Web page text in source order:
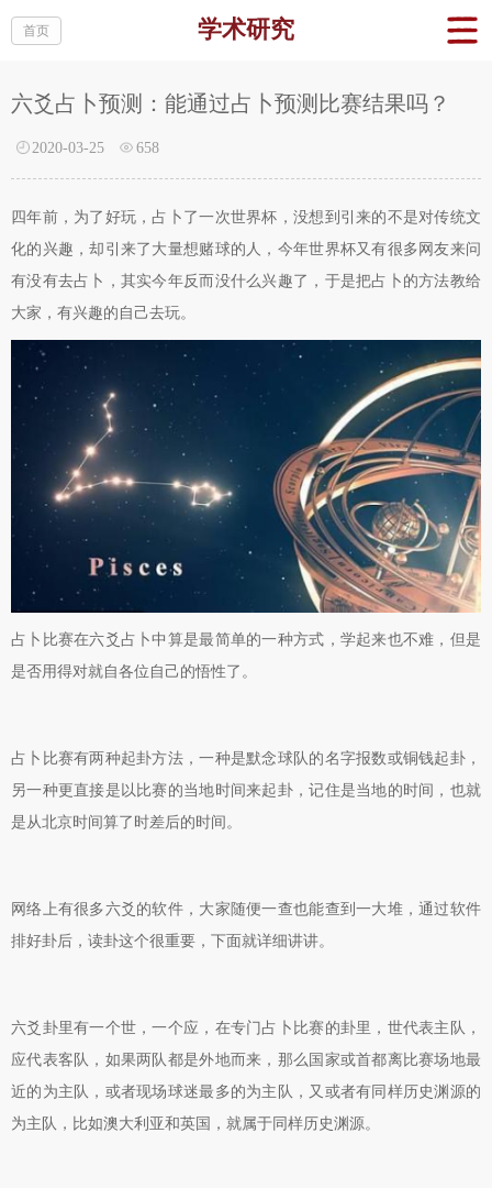
首页 学术研究
六爻占卜预测：能通过占卜预测比赛结果吗？
2020-03-25 658
四年前，为了好玩，占卜了一次世界杯，没想到引来的不是对传统文
化的兴趣，却引来了大量想赌球的人，今年世界杯又有很多网友来问
有没有去占卜，其实今年反而没什么兴趣了，于是把占卜的方法教给
大家，有兴趣的自己去玩。
占卜比赛在六爻占卜中算是最简单的一种方式，学起来也不难，但是
是否用得对就自各位自己的悟性了。
占卜比赛有两种起卦方法，一种是默念球队的名字报数或铜钱起卦，
另一种更直接是以比赛的当地时间来起卦，记住是当地的时间，也就
是从北京时间算了时差后的时间。
网络上有很多六爻的软件，大家随便一查也能查到一大堆，通过软件
排好卦后，读卦这个很重要，下面就详细讲讲。
六爻卦里有一个世，一个应，在专门占卜比赛的卦里，世代表主队，
应代表客队，如果两队都是外地而来，那么国家或首都离比赛场地最
近的为主队，或者现场球迷最多的为主队，又或者有同样历史渊源的
为主队，比如澳大利亚和英国，就属于同样历史渊源。